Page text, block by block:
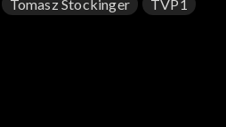
Tomasz Stockinger
TVP1